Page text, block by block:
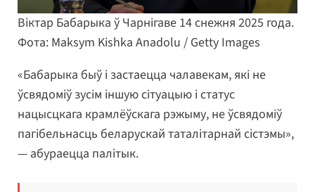
Віктар Бабарыка ў Чарнігаве 14 снежня 2025 года.
Фота: Maksym Kishka Anadolu / Getty Images
«Бабарыка быў і застаецца чалавекам, які не
ўсвядоміў зусім іншую сітуацыю і статус
нацысцкага крамлёўскага рэжыму, не ўсвядоміў
пагібельнасць беларускай таталітарнай сістэмы»,
— абураецца палітык.